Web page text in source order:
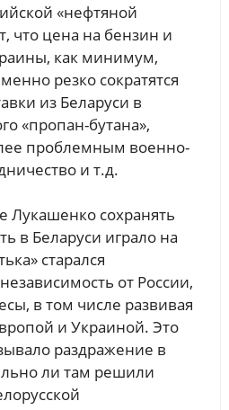
«нефтяной
что цена на бензин и
как минимум,
резко сократятся
из Беларуси в
«пропан-бутана»,
проблемным военно-
и т.д.
Лукашенко сохранять
в Беларуси играло на
старался
от России,
в том числе развивая
и Украиной. Это
раздражение в
ли там решили